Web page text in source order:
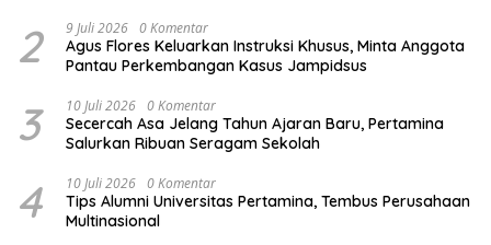
2 9 Juli 2026 0 Komentar
Agus Flores Keluarkan Instruksi Khusus, Minta Anggota
Pantau Perkembangan Kasus Jampidsus
3 10 Juli 2026 0 Komentar
Secercah Asa Jelang Tahun Ajaran Baru, Pertamina
Salurkan Ribuan Seragam Sekolah
4 10 Juli 2026 0 Komentar
Tips Alumni Universitas Pertamina, Tembus Perusahaan
Multinasional